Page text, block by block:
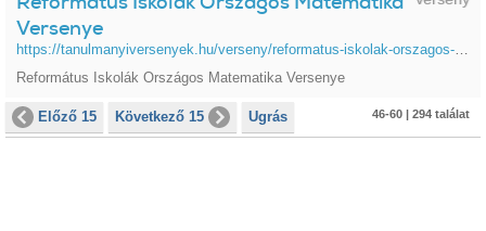
Versenye
https://tanulmanyiversenyek.hu/verseny/reformatus-iskolak-orszagos-matematika-versenye
Református Iskolák Országos Matematika Versenye
Előző 15 Következő 15 Ugrás 46-60 | 294 találat